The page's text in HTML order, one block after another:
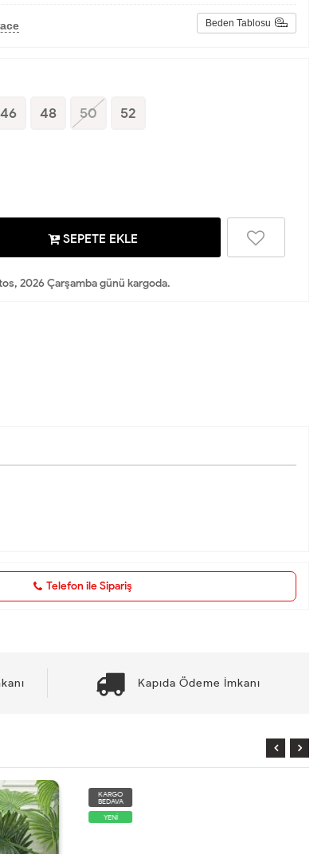
Beden Tablosu
46 48 50 52
SEPETE EKLE
2026 Çarşamba günü kargoda.
Telefon ile Sipariş
Kapıda Ödeme İmkanı
KARGO
BEDAVA